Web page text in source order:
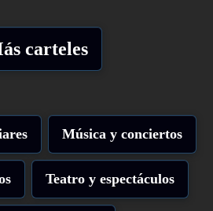
carteles
Música y conciertos
Teatro y espectáculos